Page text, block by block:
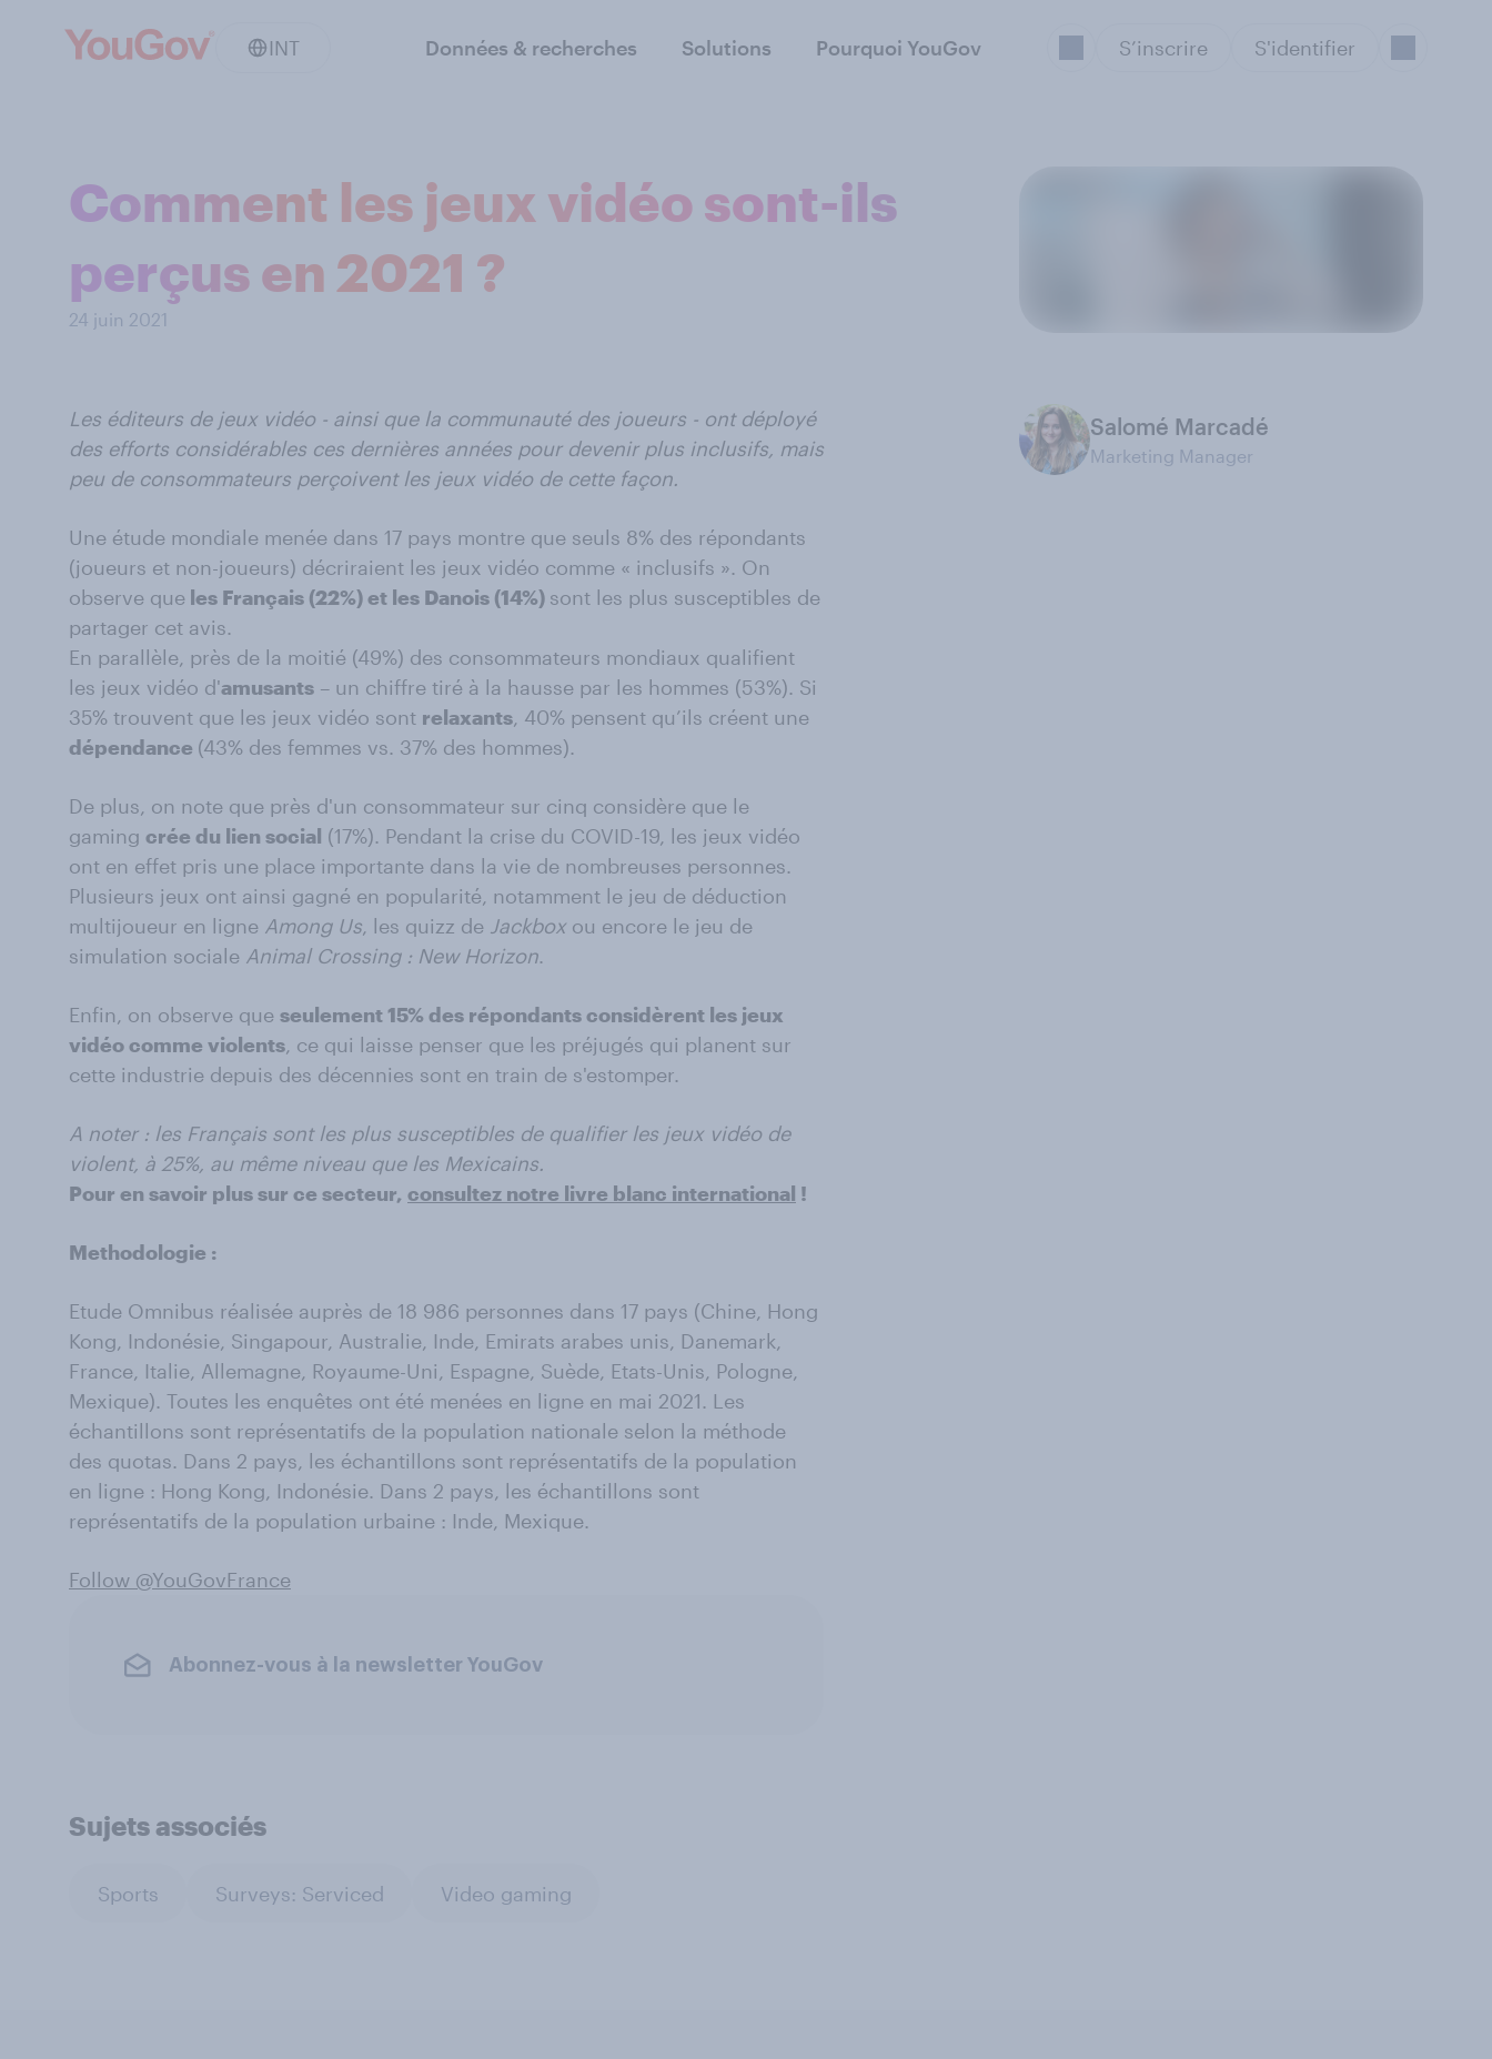
INT Données & recherches Solutions Pourquoi YouGov S’inscrire S'identifier
Comment les jeux vidéo sont-ils
perçus en 2021 ?
24 juin 2021
Les éditeurs de jeux vidéo - ainsi que la communauté des joueurs - ont déployé
des efforts considérables ces dernières années pour devenir plus inclusifs, mais
peu de consommateurs perçoivent les jeux vidéo de cette façon.
Une étude mondiale menée dans 17 pays montre que seuls 8% des répondants
(joueurs et non-joueurs) décriraient les jeux vidéo comme « inclusifs ». On
observe que les Français (22%) et les Danois (14%) sont les plus susceptibles de
partager cet avis.
En parallèle, près de la moitié (49%) des consommateurs mondiaux qualifient
les jeux vidéo d'amusants – un chiffre tiré à la hausse par les hommes (53%). Si
35% trouvent que les jeux vidéo sont relaxants, 40% pensent qu’ils créent une
dépendance (43% des femmes vs. 37% des hommes).
De plus, on note que près d'un consommateur sur cinq considère que le
gaming crée du lien social (17%). Pendant la crise du COVID-19, les jeux vidéo
ont en effet pris une place importante dans la vie de nombreuses personnes.
Plusieurs jeux ont ainsi gagné en popularité, notamment le jeu de déduction
multijoueur en ligne Among Us, les quizz de Jackbox ou encore le jeu de
simulation sociale Animal Crossing : New Horizon.
Enfin, on observe que seulement 15% des répondants considèrent les jeux
vidéo comme violents, ce qui laisse penser que les préjugés qui planent sur
cette industrie depuis des décennies sont en train de s'estomper.
A noter : les Français sont les plus susceptibles de qualifier les jeux vidéo de
violent, à 25%, au même niveau que les Mexicains.
Pour en savoir plus sur ce secteur, consultez notre livre blanc international !
Methodologie :
Etude Omnibus réalisée auprès de 18 986 personnes dans 17 pays (Chine, Hong
Kong, Indonésie, Singapour, Australie, Inde, Emirats arabes unis, Danemark,
France, Italie, Allemagne, Royaume-Uni, Espagne, Suède, Etats-Unis, Pologne,
Mexique). Toutes les enquêtes ont été menées en ligne en mai 2021. Les
échantillons sont représentatifs de la population nationale selon la méthode
des quotas. Dans 2 pays, les échantillons sont représentatifs de la population
en ligne : Hong Kong, Indonésie. Dans 2 pays, les échantillons sont
représentatifs de la population urbaine : Inde, Mexique.
Follow @YouGovFrance
Abonnez-vous à la newsletter YouGov
Salomé Marcadé
Marketing Manager
Sujets associés
Sports Surveys: Serviced Video gaming